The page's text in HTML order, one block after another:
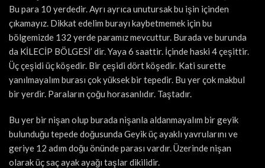
Bu para 10 yerdedir. Ayrı ayrıca unutursak bu işin içinden
çıkamayız. Dikkat edelim burayı kaybetmemek için bu
bölgemizde 132 yerde paramız mevcuttur. Burada ve burunda
da KİLECİP BÖLGESİ’ dir. Yaya 6 saattir. İçinde haski 4 çeşittir.
Üç çeşidi üç köşedir. Bir çeşidi dört köşedir. Kati surette
yanılmayalım burası çok yüksek bir tepedir. Bu yer çok makbul
bir yerdir. Paraların çoğu horasanlıdır. Taştadır.
Bu yer bir nişan olup burada nişanla aldanmayalım bir geyik
bulunduğu tepede doğusunda Geyik üç ayaklı yavrularını ve
geriye 12 adım doğu önünde parası vardır. Üzerinde nişan
olarak üç saç ayak ayağı taşlar dikilidir.